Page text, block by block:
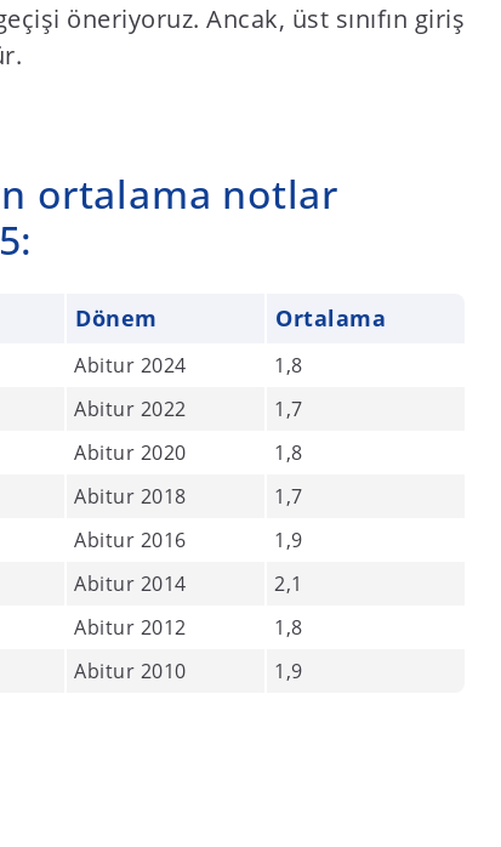
öneriyoruz. Ancak, üst sınıfın giriş
ortalama notlar
Dönem Ortalama
Abitur 2024
1,8
Abitur 2022
1,7
Abitur 2020
1,8
Abitur 2018
1,7
Abitur 2016
1,9
Abitur 2014
2,1
Abitur 2012
1,8
Abitur 2010 1,9